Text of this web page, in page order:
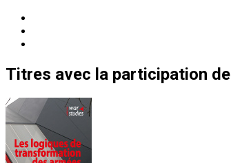
Titres avec la participation de